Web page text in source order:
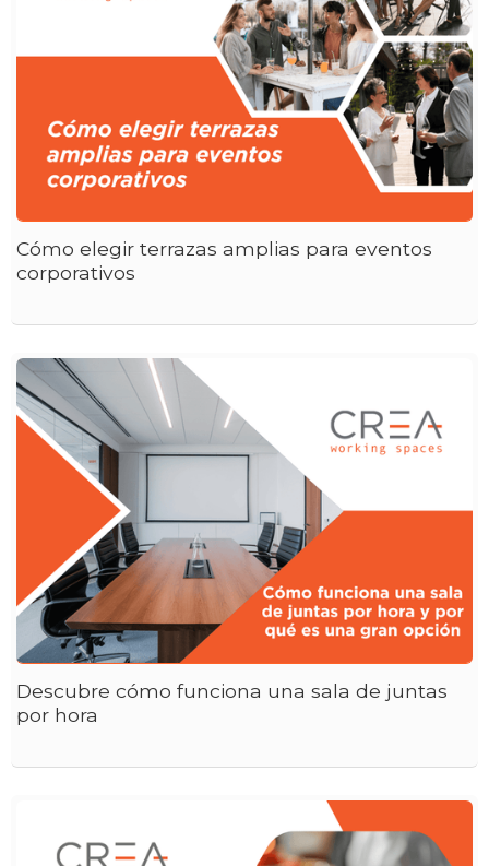
Cómo elegir terrazas amplias para eventos
corporativos
Descubre cómo funciona una sala de juntas
por hora